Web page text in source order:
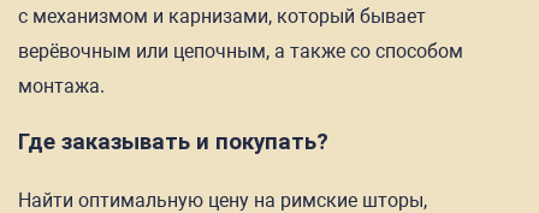
с механизмом и карнизами, который бывает
верёвочным или цепочным, а также со способом
монтажа.
Где заказывать и покупать?
Найти оптимальную цену на римские шторы,